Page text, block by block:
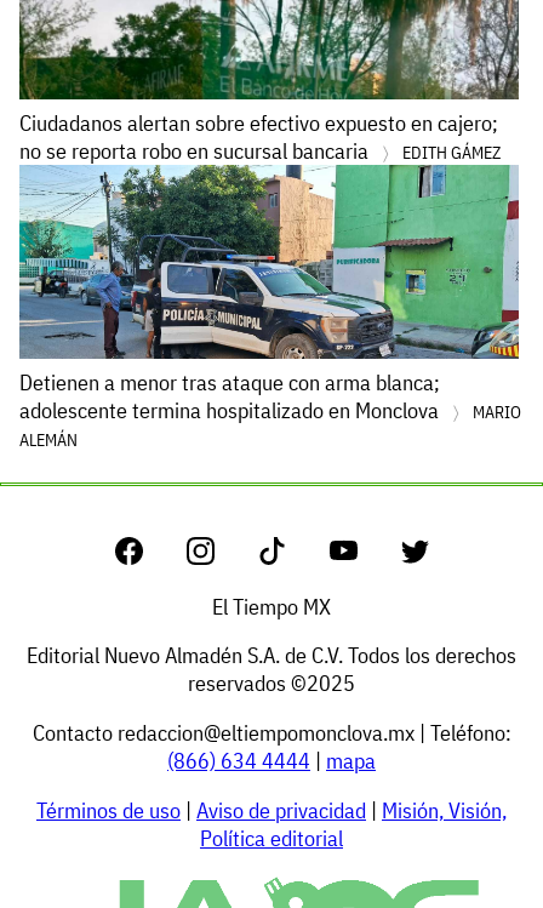
Ciudadanos alertan sobre efectivo expuesto en cajero;
no se reporta robo en sucursal bancaria
EDITH GÁMEZ
Detienen a menor tras ataque con arma blanca;
adolescente termina hospitalizado en Monclova
MARIO
ALEMÁN
El Tiempo MX
Editorial Nuevo Almadén S.A. de C.V. Todos los derechos
reservados ©2025
Contacto redaccion@eltiempomonclova.mx| Teléfono:
(866) 634 4444 | mapa
Términos de uso | Aviso de privacidad | Misión, Visión,
Política editorial